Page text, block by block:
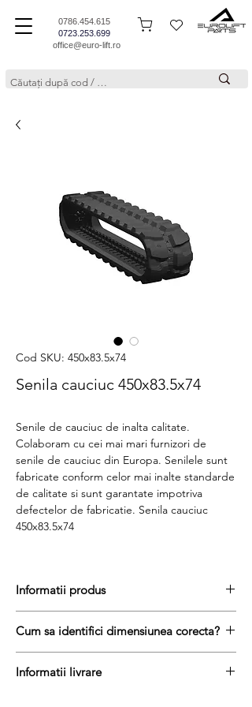
0786.454.615
0723.253.699
office@euro-lift.ro
Cod SKU: 450x83.5x74
Senila cauciuc 450x83.5x74
Senile de cauciuc de inalta calitate.
Colaboram cu cei mai mari furnizori de
senile de cauciuc din Europa. Senilele sunt
fabricate conform celor mai inalte standarde
de calitate si sunt garantate impotriva
defectelor de fabricatie. Senila cauciuc
450x83.5x74
Informatii produs
livrare
Disponibilitate : stoc
Produs aftermarket
Cum sa identifici dimensiunea corecta?
cauciuc, urmati acesti trei pasi simpli:
Informatii livrare